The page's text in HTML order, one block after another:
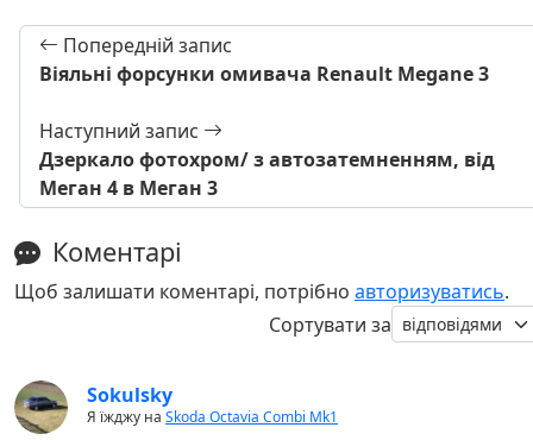
Попередній запис
Віяльні форсунки омивача Renault Megane 3
Наступний запис
Дзеркало фотохром/ з автозатемненням, від
Меган 4 в Меган 3
Коментарі
Щоб залишати коментарі, потрібно авторизуватись.
Сортувати за
Sokulsky
Я їжджу на Skoda Octavia Combi Mk1